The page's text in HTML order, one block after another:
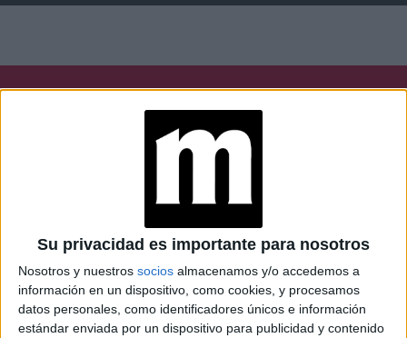
Su privacidad es importante para nosotros
Nosotros y nuestros socios almacenamos y/o accedemos a
información en un dispositivo, como cookies, y procesamos
datos personales, como identificadores únicos e información
estándar enviada por un dispositivo para publicidad y contenido
Caras Noticias
Weekend Parabrisas
Look
Luz Mía Lunateen Break BATimes
© Perfil.com 2006-2019 - Todos los derechos reservados
Registro de Propiedad Intelectual: Nro. 5346433